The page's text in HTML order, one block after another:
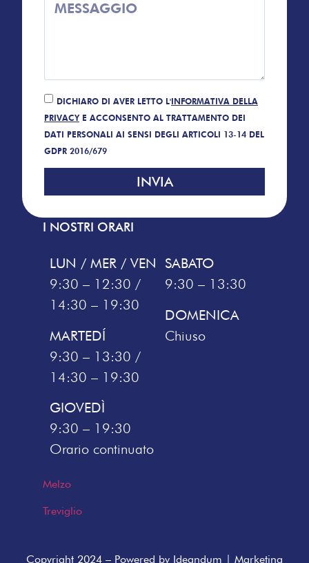
DICHIARO DI AVER LETTO L'INFORMATIVA DELLA
PRIVACYE ACCONSENTO AL TRATTAMENTO DEI
DATI PERSONALI AI SENSI DEGLI ARTICOLI 13-14 DEL
GDPR 2016/679
INVIA
I NOSTRI ORARI
LUN / MER / VEN
9:30 – 12:30 /
14:30 – 19:30
MARTEDÍ
9:30 – 13:30 /
14:30 – 19:30
GIOVEDÌ
9:30 – 19:30
Orario continuato
SABATO
9:30 – 13:30
DOMENICA
Chiuso
Melzo
Treviglio
Copyright 2024 – Powered by Ideandum | Marketing